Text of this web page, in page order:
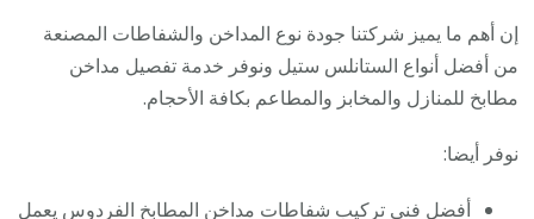
إن أهم ما يميز شركتنا جودة نوع المداخن والشفاطات المصنعة
من أفضل أنواع الستانلس ستيل ونوفر خدمة تفصيل مداخن
مطابخ للمنازل والمخابز والمطاعم بكافة الأحجام.
نوفر أيضا:
أفضل فني تركيب شفاطات مداخن المطابخ الفردوس يعمل